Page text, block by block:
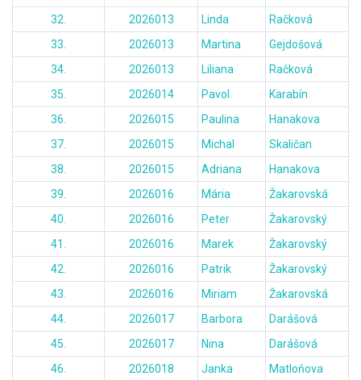
32.
2026013 Linda
Račková
33.
2026013 Martina
Gejdošová
34.
2026013 Liliana
Račková
35.
2026014 Pavol
Karabín
36.
2026015 Paulina
Hanakova
37.
2026015 Michal
Skaličan
38.
2026015 Adriana
Hanakova
39.
2026016 Mária
Žakarovská
40.
2026016 Peter
Žakarovský
41.
2026016 Marek
Žakarovský
42.
2026016 Patrik
Žakarovský
43.
2026016 Miriam
Žakarovská
44.
2026017 Barbora
Darášová
45.
2026017 Nina
Darášová
46.
2026018 Janka
Matloňova